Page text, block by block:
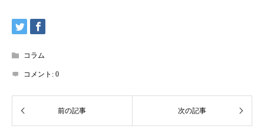
コラム
コメント: 0